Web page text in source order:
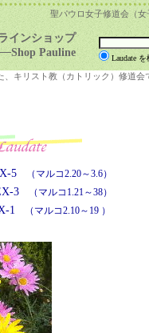
聖パウロ女子修道会（
インショップ
Pauline
Laudate
キリスト教（カトリック）修道会
5 （マルコ2.20～3.6）
3 （マルコ1.21～38）
1 （マルコ2.10～19 ）